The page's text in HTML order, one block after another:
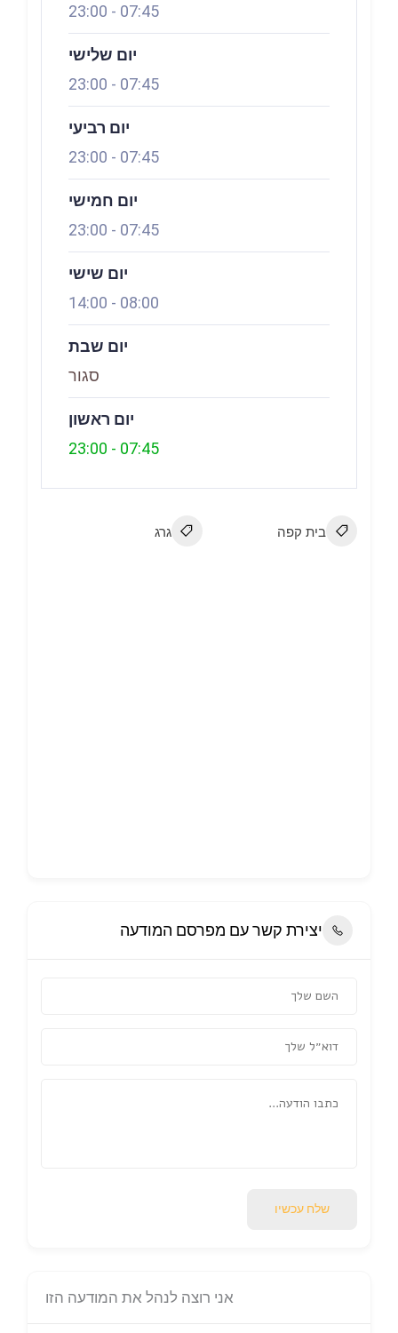
07:45
-
23:00
יום שלישי
07:45
-
23:00
יום רביעי
07:45
-
23:00
יום חמישי
07:45
-
23:00
יום שישי
08:00
-
14:00
יום שבת
סגור
יום ראשון
07:45
-
23:00
בית קפה גרג
יצירת קשר עם מפרסם המודעה
שלח עכשיו
אני רוצה לנהל את המודעה הזו